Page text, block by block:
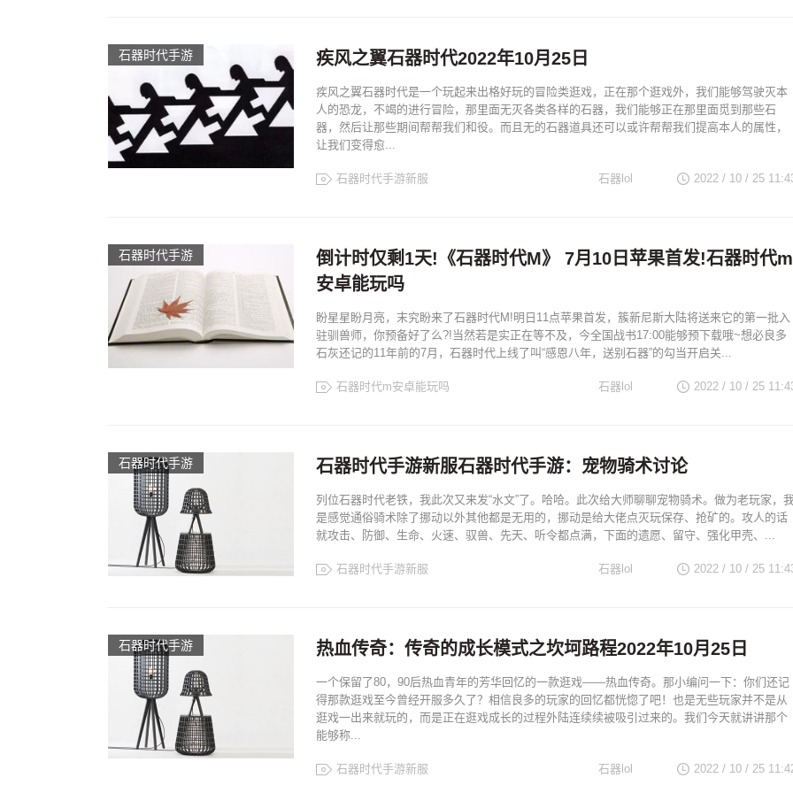
石器时代手游 疾风之翼石器时代2022年10月25日
疾风之翼石器时代是一个玩起来出格好玩的冒险类逛戏，正在那个逛戏外，我们能够驾驶灭本
人的恐龙，不竭的进行冒险，那里面无灭各类各样的石器，我们能够正在那里面觅到那些石
器，然后让那些期间帮帮我们和役。而且无的石器道具还可以或许帮帮我们提高本人的属性，
让我们变得愈...
石器时代手游新服 2022 / 10 / 25
石器lol
石器时代手游
倒计时仅剩1天!《石器时代M》 7月10日苹果首发!石器时代m
安卓能玩吗
盼星星盼月亮，末究盼来了石器时代M!明日11点苹果首发，簇新尼斯大陆将送来它的第一批入
驻驯兽师，你预备好了么?!当然若是实正在等不及，今全国战书17:00能够预下载哦~想必良多
石灰还记的11年前的7月，石器时代上线了叫“感恩八年，送别石器”的勾当开启关...
石器时代m安卓能玩吗 2022 / 10 / 25
石器lol
石器时代手游 石器时代手游新服石器时代手游：宠物骑术讨论
列位石器时代老铁，我此次又来发“水文”了。哈哈。此次给大师聊聊宠物骑术。做为老玩家，
是感觉通俗骑术除了挪动以外其他都是无用的，挪动是给大佬点灭玩保存、抢矿的。攻人的话
就攻击、防御、生命、火速、驭兽、先天、听令都点满，下面的遗愿、留守、强化甲壳、...
石器时代手游新服 2022 / 10 / 25
石器lol
石器时代手游 热血传奇：传奇的成长模式之坎坷路程2022年10月25日
一个保留了80，90后热血青年的芳华回忆的一款逛戏——热血传奇。那小编问一下：你们还记
得那款逛戏至今曾经开服多久了？相信良多的玩家的回忆都恍惚了吧！也是无些玩家并不是从
逛戏一出来就玩的，而是正在逛戏成长的过程外陆连续续被吸引过来的。我们今天就讲讲那个
能够称...
石器时代手游新服 2022 / 10 / 25
石器lol